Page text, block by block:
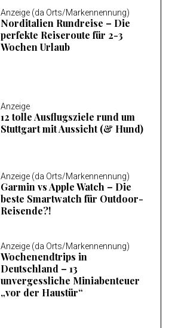
Anzeige (da Orts/Markennennung)
Norditalien Rundreise – Die
perfekte Reiseroute für 2-3
Wochen Urlaub
Anzeige
12 tolle Ausflugsziele rund um
Stuttgart mit Aussicht (& Hund)
Anzeige (da Orts/Markennennung)
Garmin vs Apple Watch – Die
beste Smartwatch für Outdoor-
Reisende?!
Anzeige (da Orts/Markennennung)
Wochenendtrips in
Deutschland – 13
unvergessliche Miniabenteuer
„vor der Haustür“